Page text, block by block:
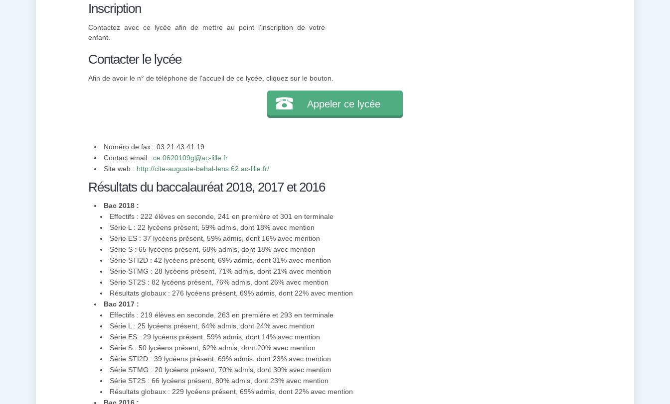
Inscription
Contactez avec ce lycée afin de mettre au point l'inscription de votre
enfant.
Contacter le lycée
Afin de avoir le n° de téléphone de l'accueil de ce lycée, cliquez sur le bouton.
Appeler ce lycée
Numéro de fax : 03 21 43 41 19
Contact email : ce.0620109g@ac-lille.fr
Site web : http://cite-auguste-behal-lens.62.ac-lille.fr/
Résultats du baccalauréat 2018, 2017 et 2016
Bac 2018 :
Effectifs : 222 élèves en seconde, 241 en première et 301 en terminale
Série L : 22 lycéens présent, 59% admis, dont 18% avec mention
Série ES : 37 lycéens présent, 59% admis, dont 16% avec mention
Série S : 65 lycéens présent, 68% admis, dont 18% avec mention
Série STI2D : 42 lycéens présent, 69% admis, dont 31% avec mention
Série STMG : 28 lycéens présent, 71% admis, dont 21% avec mention
Série ST2S : 82 lycéens présent, 76% admis, dont 26% avec mention
Résultats globaux : 276 lycéens présent, 69% admis, dont 22% avec mention
Bac 2017 :
Effectifs : 219 élèves en seconde, 263 en première et 293 en terminale
Série L : 25 lycéens présent, 64% admis, dont 24% avec mention
Série ES : 29 lycéens présent, 59% admis, dont 14% avec mention
Série S : 50 lycéens présent, 62% admis, dont 20% avec mention
Série STI2D : 39 lycéens présent, 69% admis, dont 23% avec mention
Série STMG : 20 lycéens présent, 70% admis, dont 30% avec mention
Série ST2S : 66 lycéens présent, 80% admis, dont 23% avec mention
Résultats globaux : 229 lycéens présent, 69% admis, dont 22% avec mention